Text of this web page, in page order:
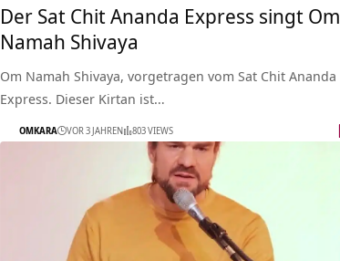
Der Sat Chit Ananda Express singt Om
Namah Shivaya
Om Namah Shivaya, vorgetragen vom Sat Chit Ananda
Express. Dieser Kirtan ist…
OMKARA VOR 3 JAHREN 803 VIEWS